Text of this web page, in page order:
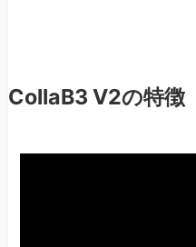
CollaB3 V2の特徴